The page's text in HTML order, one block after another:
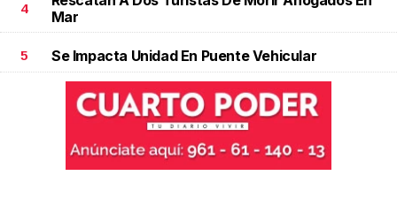
4
Mar
5 Se Impacta Unidad En Puente Vehicular